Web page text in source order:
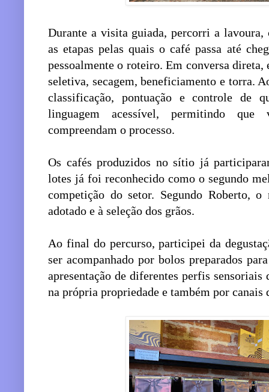
Durante a visita guiada, percorri a lavoura,
as etapas pelas quais o café passa até
pessoalmente o roteiro. Em conversa
seletiva, secagem, beneficiamento e torra.
classificação, pontuação e controle de
linguagem acessível, permitindo que
compreendam o processo.
Os cafés produzidos no sítio já
lotes já foi reconhecido como o segundo
competição do setor. Segundo Roberto, o
adotado e à seleção dos grãos.
Ao final do percurso, participei da
ser acompanhado por bolos preparados
apresentação de diferentes perfis
na própria propriedade e também por canais